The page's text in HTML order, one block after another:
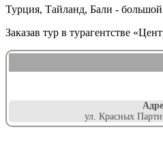
Турция, Тайланд, Бали -
Заказав тур в турагентстве
ул. Красных